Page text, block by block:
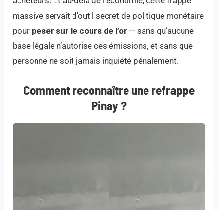
massive servait d’outil secret de politique monétaire
pour peser sur le cours de l’or — sans qu’aucune
base légale n’autorise ces émissions, et sans que
personne ne soit jamais inquiété pénalement.
Comment reconnaître une refrappe
Pinay ?